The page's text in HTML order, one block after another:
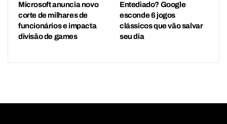
Microsoft anuncia novo
corte de milhares de
funcionários e impacta
divisão de games
Entediado? Google
esconde 6 jogos
clássicos que vão salvar
seu dia